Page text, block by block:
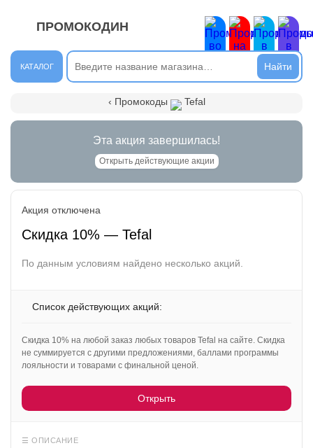
ПРОМОКОДИН
КАТАЛОГ
‹ Промокоды Tefal
Эта акция завершилась!
Открыть действующие акции
Акция отключена
Скидка 10% — Tefal
По данным условиям найдено несколько акций.
Список действующих акций:
Скидка 10% на любой заказ любых товаров Tefal на сайте. Скидка
не суммируется с другими предложениями, баллами программы
лояльности и товарами с финальной ценой.
Открыть
Новые сообщения ЗАКРЫТЬ
Подписывайтесь на нашу группу во ВКонтакте. Там вы
Открыть полностью
промокоды каждый день!
Открыть полностью
кто пополнили баланс своего мобильного телефона.
Проверяй акции, делай видео-обзор и зарабатывайт
от 1000 рублей за одно видел.